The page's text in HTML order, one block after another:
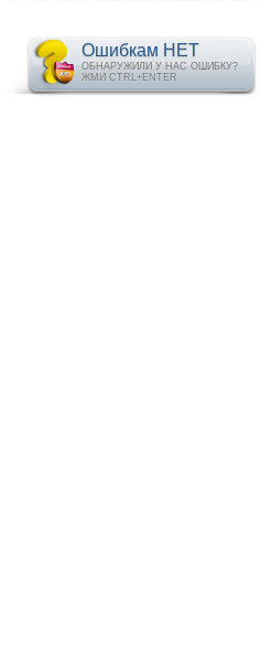
Ошибкам НЕТ
ОБНАРУЖИЛИ У НАС ОШИБКУ?
ЖМИ CTRL+ENTER